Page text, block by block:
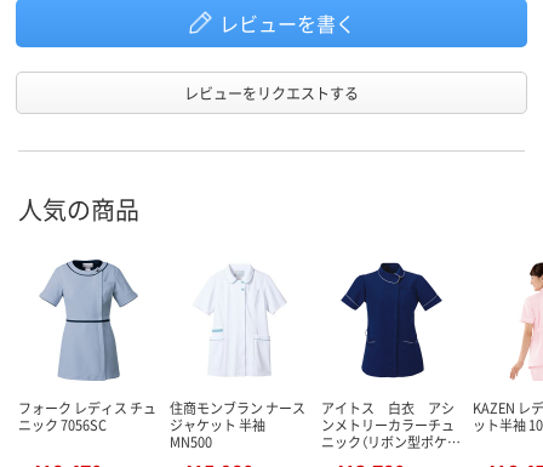
レビューを書く
レビューをリクエストする
人気の商品
フォーク レディス チュ
ニック 7056SC
住商モンブラン ナース
ジャケット 半袖
MN500
アイトス 白衣 アシ
ンメトリーカラーチュ
ニック（リボン型ポケ…
KAZEN レ
ット半袖